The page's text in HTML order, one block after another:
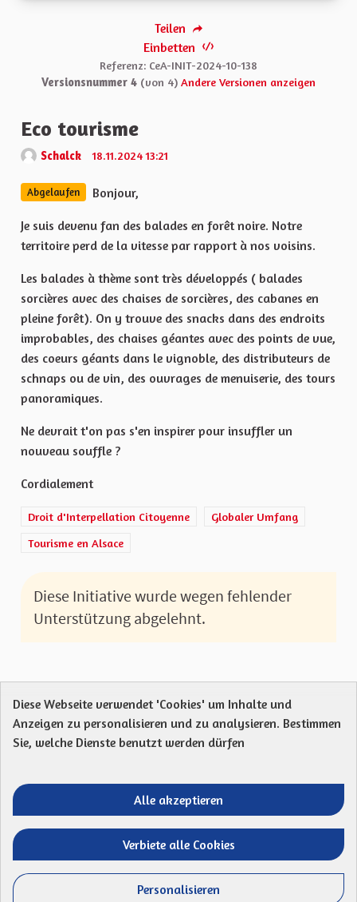
Teilen
Einbetten
Referenz: CeA-INIT-2024-10-138
Versionsnummer 4 (von 4) Andere Versionen anzeigen
Eco tourisme
Schalck 18.11.2024 13:21
Abgelaufen Bonjour,
Je suis devenu fan des balades en forêt noire. Notre
territoire perd de la vitesse par rapport à nos voisins.
Les balades à thème sont très développés ( balades
sorcières avec des chaises de sorcières, des cabanes en
pleine forêt). On y trouve des snacks dans des endroits
improbables, des chaises géantes avec des points de vue,
des coeurs géants dans le vignoble, des distributeurs de
schnaps ou de vin, des ouvrages de menuiserie, des tours
panoramiques.
Ne devrait t'on pas s'en inspirer pour insuffler un
nouveau souffle ?
Cordialement
Droit d'Interpellation Citoyenne
Globaler Umfang
Tourisme en Alsace
Diese Initiative wurde wegen fehlender
Unterstützung abgelehnt.
Protection des Données
Charte de contribution
Mentions légales
Was sind Gremien?
Standardtitel für initiatives
Open Data Dateien herunterladen
Entre vos mains - Collectivité
Entre vos mains - Collectivité
Entre vos mains - Collectivité
Entre vos mains -
Website mitfreier Software erstellt
.
Diese Webseite verwendet 'Cookies' um Inhalte und
Anzeigen zu personalisieren und zu analysieren. Bestimmen
Sie, welche Dienste benutzt werden dürfen
Alle akzeptieren
Verbiete alle Cookies
Personalisieren